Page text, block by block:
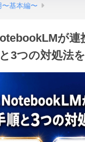
〜基本編〜
が連
3つの対処法